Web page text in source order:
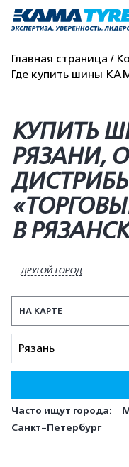
Главная страница
Где купить шины
КУПИТЬ
РЯЗАНИ,
В
ДРУГОЙ ГОРОД
НА КАРТЕ
Часто ищут города:
Санкт-Петербург